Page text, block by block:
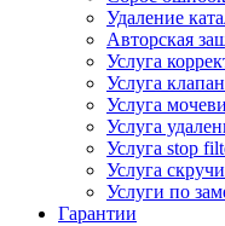
Удаление
Авторская
Услуга
Услуга
Услуга
Услуга
Услуга stop
Услуга
Услуги по
Гарантии